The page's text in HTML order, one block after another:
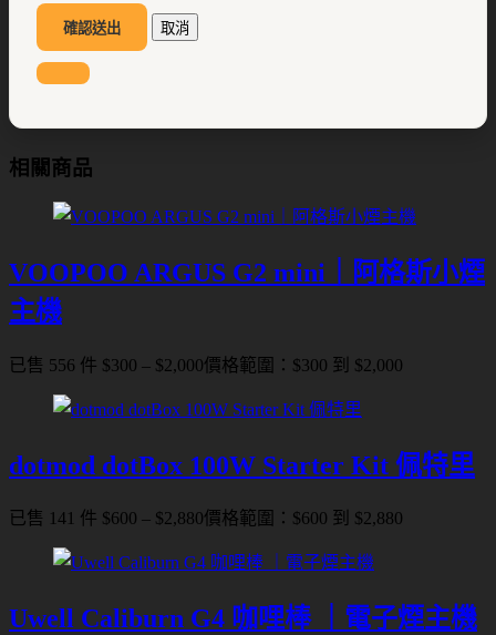
確認送出 取消
相關商品
VOOPOO ARGUS G2 mini｜阿格斯小煙
主機
已售 556 件 $300 – $2,000價格範圍：$300 到 $2,000
dotmod dotBox 100W Starter Kit 佩特里
已售 141 件 $600 – $2,880價格範圍：$600 到 $2,880
Uwell Caliburn G4 咖哩棒 ｜電子煙主機